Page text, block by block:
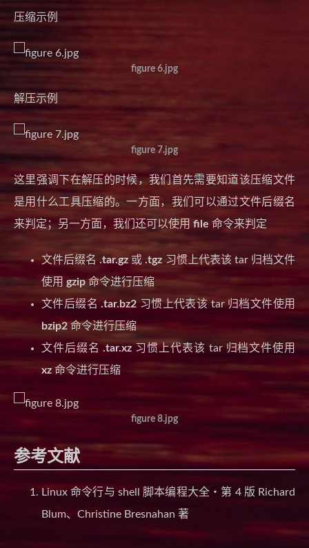
压缩示例
figure 6.jpg
解压示例
figure 7.jpg
这里强调下在解压的时候，我们首先需要知道该压缩文件
是用什么工具压缩的。一方面，我们可以通过文件后缀名
来判定；另一方面，我们还可以使用 file 命令来判定
文件后缀名.tar.gz 或.tgz 习惯上代表该 tar 归档文件
使用 gzip命令进行压缩
文件后缀名.tar.bz2习惯上代表该 tar 归档文件使用
bzip2 命令进行压缩
文件后缀名.tar.xz 习惯上代表该 tar 归档文件使用
xz 命令进行压缩
figure 8.jpg
参考文献
Linux 命令行与 shell 脚本编程大全・第 4 版 Richard
Blum、Christine Bresnahan 著